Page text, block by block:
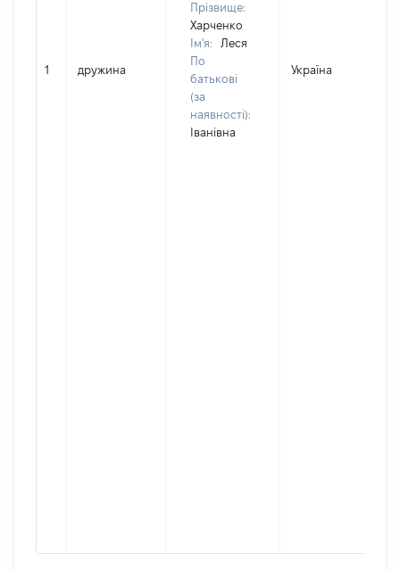
1 дружина
Прізвище:
Харченко
Ім'я:
Леся
По
батькові
(за
наявності):
Іванівна
Україна